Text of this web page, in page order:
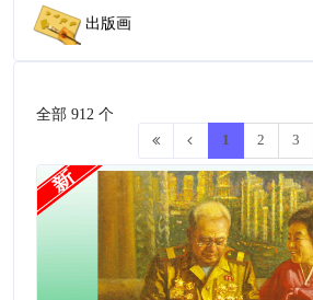
出版画
全部 912 个
1 2 3